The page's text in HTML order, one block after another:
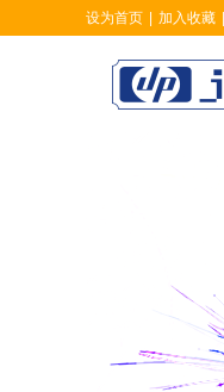
设为首页 加入收藏